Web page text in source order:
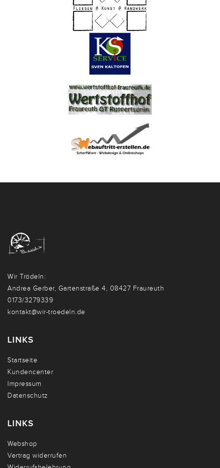
Wir Trödeln:
Andrea Gerber, Gartenstraße 4, 08427 Fraureuth
0173/3279339
kontakt@wir-troedeln.de
LINKS
Startseite
Kundencenter
Impressum
Datenschutz
LINKS
Webshop
Vertrag widerrufen